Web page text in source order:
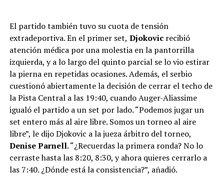
El partido también tuvo su cuota de tensión
extradeportiva. En el primer set, Djokovicrecibió
atención médica por una molestia en la pantorrilla
izquierda, y a lo largo del quinto parcial se lo vio estirar
la pierna en repetidas ocasiones. Además, el serbio
cuestionó abiertamente la decisión de cerrar el techo de
la Pista Central a las 19:40, cuando Auger-Aliassime
igualó el partido a un set por lado. “Podemos jugar un
set entero más al aire libre. Somos un torneo al aire
libre”, le dijo Djokovic a la jueza árbitro del torneo,
Denise Parnell. “¿Recuerdas la primera ronda? No lo
cerraste hasta las 8:20, 8:30, y ahora quieres cerrarlo a
las 7:40. ¿Dónde está la consistencia?”, añadió.